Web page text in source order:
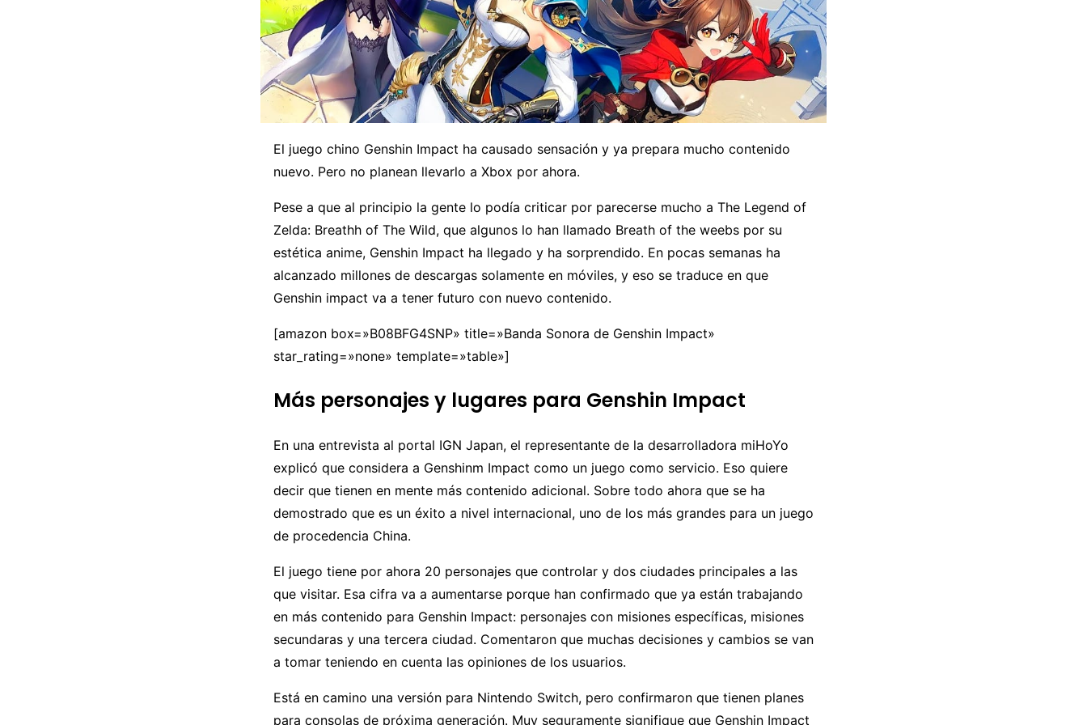
El juego chino Genshin Impact ha causado sensación y ya prepara mucho contenido
nuevo. Pero no planean llevarlo a Xbox por ahora.
Pese a que al principio la gente lo podía criticar por parecerse mucho a The Legend of
Zelda: Breathh of The Wild, que algunos lo han llamado Breath of the weebs por su
estética anime, Genshin Impact ha llegado y ha sorprendido. En pocas semanas ha
alcanzado millones de descargas solamente en móviles, y eso se traduce en que
Genshin impact va a tener futuro con nuevo contenido.
[amazon box=»B08BFG4SNP» title=»Banda Sonora de Genshin Impact»
star_rating=»none» template=»table»]
Más personajes y lugares para Genshin Impact
En una entrevista al portal IGN Japan, el representante de la desarrolladora miHoYo
explicó que considera a Genshinm Impact como un juego como servicio. Eso quiere
decir que tienen en mente más contenido adicional. Sobre todo ahora que se ha
demostrado que es un éxito a nivel internacional, uno de los más grandes para un juego
de procedencia China.
El juego tiene por ahora 20 personajes que controlar y dos ciudades principales a las
que visitar. Esa cifra va a aumentarse porque han confirmado que ya están trabajando
en más contenido para Genshin Impact: personajes con misiones específicas, misiones
secundaras y una tercera ciudad. Comentaron que muchas decisiones y cambios se van
a tomar teniendo en cuenta las opiniones de los usuarios.
Está en camino una versión para Nintendo Switch, pero confirmaron que tienen planes
para consolas de próxima generación. Muy seguramente signifique que Genshin Impact